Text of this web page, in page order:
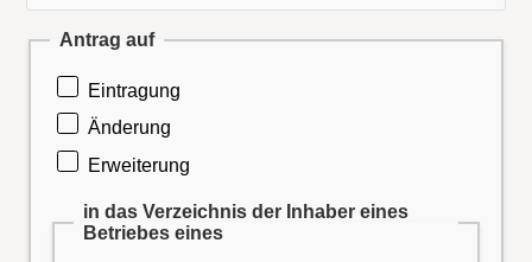
Antrag auf
Eintragung
Änderung
Erweiterung
in das Verzeichnis der Inhaber eines
Betriebes eines